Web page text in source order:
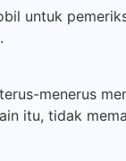
untuk
menerus
itu, tidak